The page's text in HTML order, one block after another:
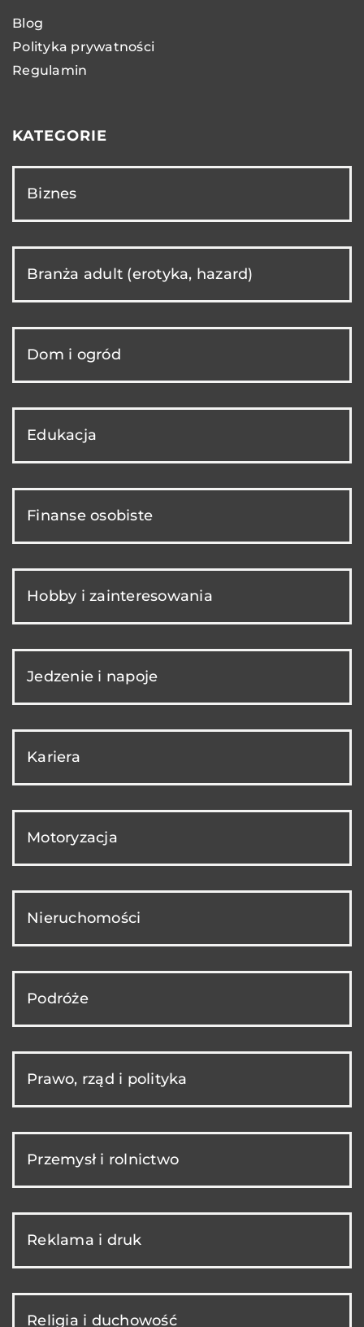
Blog
Polityka prywatności
Regulamin
KATEGORIE
Biznes
Branża adult (erotyka, hazard)
Dom i ogród
Edukacja
Finanse osobiste
Hobby i zainteresowania
Jedzenie i napoje
Kariera
Motoryzacja
Nieruchomości
Podróże
Prawo, rząd i polityka
Przemysł i rolnictwo
Reklama i druk
Religia i duchowość